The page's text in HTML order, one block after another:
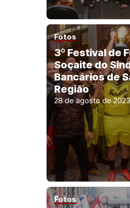
Fotos
3º Festival de
Soçaite do
Bancários de
Região
28 de agosto de 2023
Fotos